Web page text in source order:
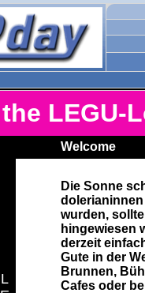
the LEGU-
Welcome
Die Sonne
wurden,
hingewiesen
derzeit
Gute in der
Brunnen,
Cafes oder
L